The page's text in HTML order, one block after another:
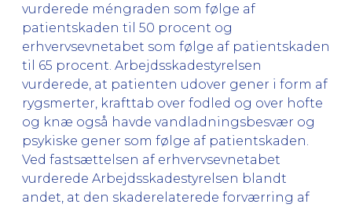
vurderede méngraden som følge af
patientskaden til 50 procent og
erhvervsevnetabet som følge af patientskaden
til 65 procent. Arbejdsskadestyrelsen
vurderede, at patienten udover gener i form af
rygsmerter, krafttab over fodled og over hofte
og knæ også havde vandladningsbesvær og
psykiske gener som følge af patientskaden.
Ved fastsættelsen af erhvervsevnetabet
vurderede Arbejdsskadestyrelsen blandt
andet, at den skaderelaterede forværring af